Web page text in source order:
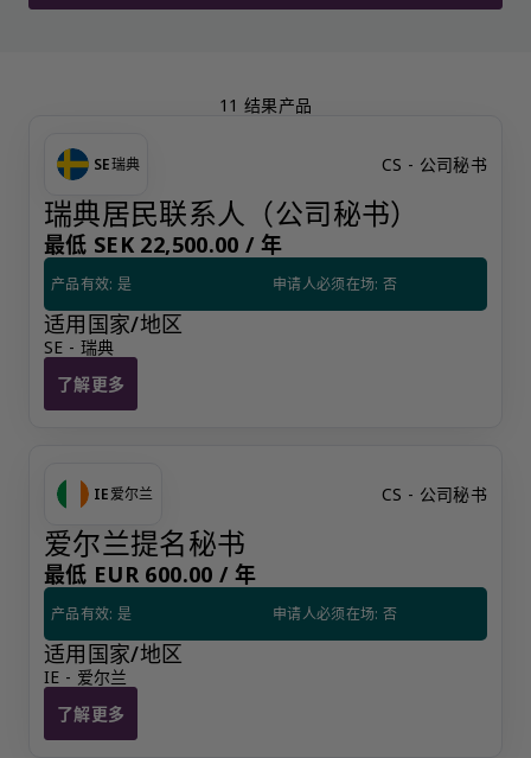
11 结果产品
SE瑞典 CS - 公司秘书
瑞典居民联系人（公司秘书）
最低 SEK 22,500.00 / 年
产品有效: 是 申请人必须在场: 否
适用国家/地区
SE - 瑞典
了解更多
瑞典居民联系人（公司秘书）
IE爱尔兰 CS - 公司秘书
爱尔兰提名秘书
最低 EUR 600.00 / 年
产品有效: 是 申请人必须在场: 否
适用国家/地区
IE - 爱尔兰
了解更多
爱尔兰提名秘书